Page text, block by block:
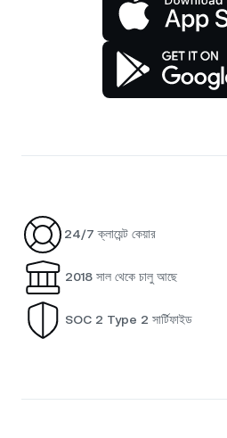
24/7 ক্লায়েন্ট কেয়ার
2018 সাল থেকে চালু আছে
SOC 2 Type 2 সার্টিফাইড